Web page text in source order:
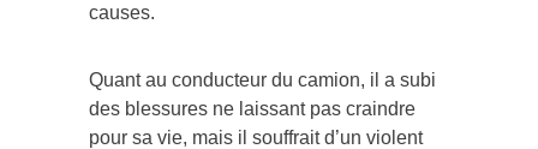
causes.
Quant au conducteur du camion, il a subi
des blessures ne laissant pas craindre
pour sa vie, mais il souffrait d’un violent